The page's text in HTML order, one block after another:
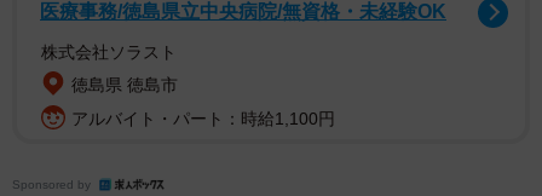
医療事務/徳島県立中央病院/無資格・未経験OK
株式会社ソラスト
徳島県 徳島市
アルバイト・パート：時給1,100円
Sponsored by